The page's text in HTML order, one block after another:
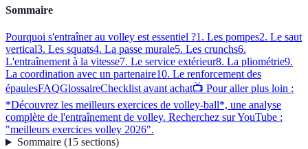
Sommaire
Pourquoi s'entraîner au volley est essentiel ?1. Les pompes2. Le saut
vertical3. Les squats4. La passe murale5. Les crunchs6.
L'entraînement à la vitesse7. Le service extérieur8. La pliométrie9.
La coordination avec un partenaire10. Le renforcement des
épaulesFAQGlossaireChecklist avant achat📺 Pour aller plus loin :
*Découvrez les meilleurs exercices de volley-ball*, une analyse
complète de l'entraînement de volley. Recherchez sur YouTube :
"meilleurs exercices volley 2026".
Sommaire(15 sections)